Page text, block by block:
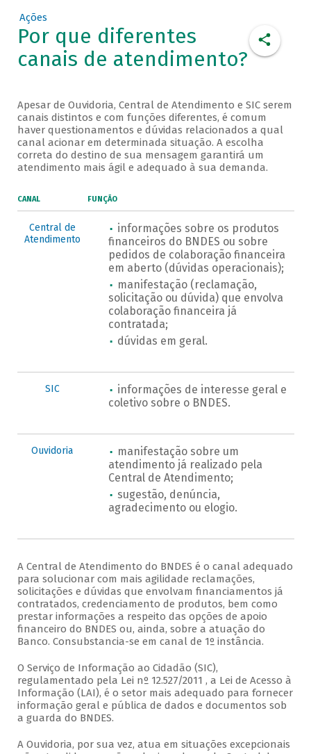
Ações
Por que diferentes
canais de atendimento?
Apesar de Ouvidoria, Central de Atendimento e SIC serem
canais distintos e com funções diferentes, é comum
haver questionamentos e dúvidas relacionados a qual
canal acionar em determinada situação. A escolha
correta do destino de sua mensagem garantirá um
atendimento mais ágil e adequado à sua demanda.
CANAL FUNÇÃO
Central de
Atendimento
informações sobre os produtos
financeiros do BNDES ou sobre
pedidos de colaboração financeira
em aberto (dúvidas operacionais);
manifestação (reclamação,
solicitação ou dúvida) que envolva
colaboração financeira já
contratada;
dúvidas em geral.
SIC
informações de interesse geral e
coletivo sobre o BNDES.
Ouvidoria
manifestação sobre um
atendimento já realizado pela
Central de Atendimento;
sugestão, denúncia,
agradecimento ou elogio.
A Central de Atendimento do BNDES é o canal adequado
para solucionar com mais agilidade reclamações,
solicitações e dúvidas que envolvam financiamentos já
contratados, credenciamento de produtos, bem como
prestar informações a respeito das opções de apoio
financeiro do BNDES ou, ainda, sobre a atuação do
Banco. Consubstancia-se em canal de 1º instância.
O Serviço de Informação ao Cidadão (SIC),
regulamentado pela Lei nº 12.527/2011 , a Lei de Acesso à
Informação (LAI), é o setor mais adequado para fornecer
informação geral e pública de dados e documentos sob
a guarda do BNDES.
A Ouvidoria, por sua vez, atua em situações excepcionais